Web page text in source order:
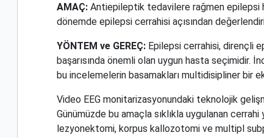
AMAÇ: Antiepileptik tedavilere rağmen epilepsi
dönemde epilepsi cerrahisi açısından
YÖNTEM ve GEREÇ: Epilepsi cerrahisi, dirençli
başarısında önemli olan uygun hasta seçimidir.
bu incelemelerin basamakları multidisipliner bir
Video EEG monitarizasyonundaki teknolojik
Günümüzde bu amaçla sıklıkla uygulanan
lezyonektomi, korpus kallozotomi ve multipl